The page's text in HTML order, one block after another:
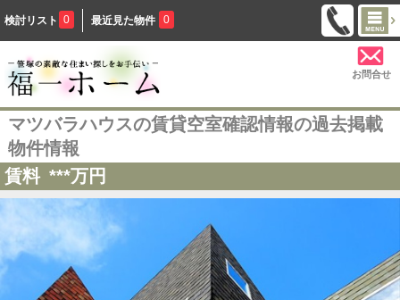
検討リスト 0 最近見た物件 0
お問合せ
マツバラハウスの賃貸空室確認情報の過去掲載
物件情報
賃料 ***万円